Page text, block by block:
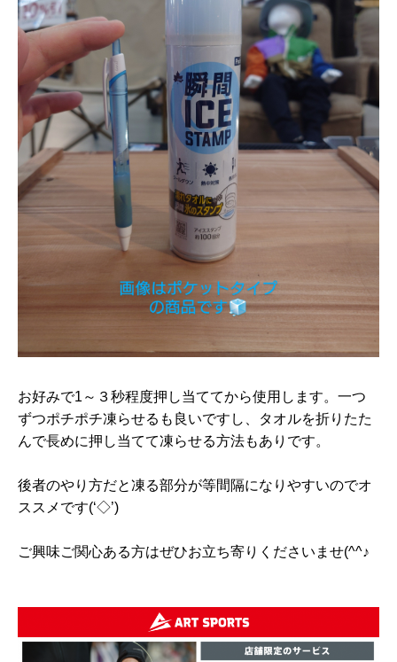
お好みで1～３秒程度押し当ててから使用します。一つ
ずつポチポチ凍らせるも良いですし、タオルを折りたた
んで長めに押し当てて凍らせる方法もありです。
後者のやり方だと凍る部分が等間隔になりやすいのでオ
ススメです(‘◇’)ゞ
ご興味ご関心ある方はぜひお立ち寄りくださいませ(^^♪